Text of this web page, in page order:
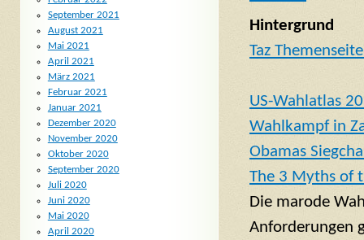
Hintergrund
Taz
US-Wahlatlas
Wahlkampf in
Obamas
The 3 Myths of
Die marode
Anforderungen
September 2021
August 2021
Mai 2021
April 2021
März 2021
Februar 2021
Januar 2021
Dezember 2020
November 2020
Oktober 2020
September 2020
Juli 2020
Juni 2020
Mai 2020
April 2020